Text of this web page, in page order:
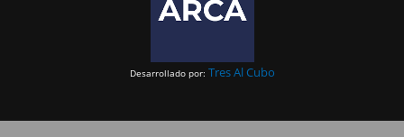
Desarrollado por: Tres Al Cubo